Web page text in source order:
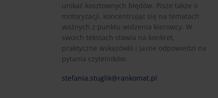
unikać kosztownych błędów. Pisze także o
motoryzacji, koncentrując się na tematach
ważnych z punktu widzenia kierowcy. W
swoich tekstach stawia na konkret,
praktyczne wskazówki i jasne odpowiedzi na
pytania czytelników.
stefania.stuglik@rankomat.pl